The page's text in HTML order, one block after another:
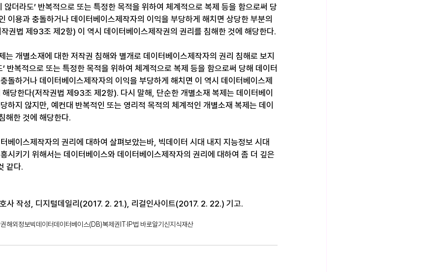
않더라도’ 반복적으로 또는 특정한 목적을 위하여 체계적으로 복제 등을 함으로써 당
이용과 충돌하거나 데이터베이스제작자의 이익을 부당하게 해치면 상당한 부분의
권법 제93조 제2항) 이 역시 데이터베이스제작권의 권리를 침해한 것에 해당한다.
는 개별소재에 대한 저작권 침해와 별개로 데이터베이스제작자의 권리 침해로 보지
반복적으로 또는 특정한 목적을 위하여 체계적으로 복제 등을 함으로써 당해 데이터
돌하거나 데이터베이스제작자의 이익을 부당하게 해치면 이 역시 데이터베이스제
당한다(저작권법 제93조 제2항). 다시 말해, 단순한 개별소재 복제는 데이터베이
하지 않지만, 예컨대 반복적인 또는 영리적 목적의 체계적인 개별소재 복제는 데이
해한 것에 해당한다.
베이스제작자의 권리에 대하여 살펴보았는바, 빅데이터 시대 내지 지능정보 시대
시키기 위해서는 데이터베이스와 데이터베이스제작자의 권리에 대하여 좀 더 깊은
같다.
사 작성, 디지털데일리(2017. 2. 21.), 리걸인사이트(2017. 2. 22.) 기고.
해외정보빅데이터데이터베이스(DB)복제권 IT·IP법 바로알기 신지식재산